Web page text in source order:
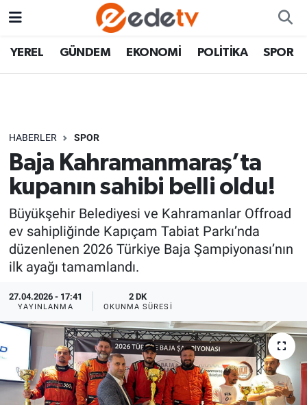
YEREL GÜNDEM EKONOMİ POLİTİKA SPOR
HABERLER SPOR
Baja Kahramanmaraş’ta
kupanın sahibi belli oldu!
Büyükşehir Belediyesi ve Kahramanlar Offroad
ev sahipliğinde Kapıçam Tabiat Parkı’nda
düzenlenen 2026 Türkiye Baja Şampiyonası’nın
ilk ayağı tamamlandı.
27.04.2026 - 17:41
YAYINLANMA
2 DK
OKUNMA SÜRESI